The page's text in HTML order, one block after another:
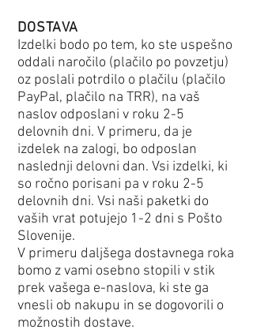
DOSTAVA
Izdelki bodo po tem, ko ste uspešno
oddali naročilo (plačilo po povzetju)
oz poslali potrdilo o plačilu (plačilo
PayPal, plačilo na TRR), na vaš
naslov odposlani v roku 2-5
delovnih dni. V primeru, da je
izdelek na zalogi, bo odposlan
naslednji delovni dan. Vsi izdelki, ki
so ročno porisani pa v roku 2-5
delovnih dni. Vsi naši paketki do
vaših vrat potujejo 1-2 dni s Pošto
Slovenije.
V primeru daljšega dostavnega roka
bomo z vami osebno stopili v stik
prek vašega e-naslova, ki ste ga
vnesli ob nakupu in se dogovorili o
možnostih dostave.